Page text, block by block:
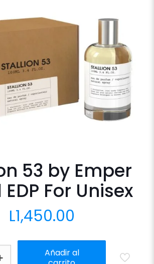
53 by Emper
For Unisex
L1,450.00
Añadir al